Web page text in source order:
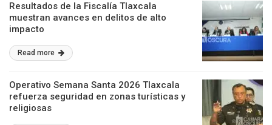
Resultados de la Fiscalía Tlaxcala
muestran avances en delitos de alto
impacto
Read more
Operativo Semana Santa 2026 Tlaxcala
refuerza seguridad en zonas turísticas y
religiosas